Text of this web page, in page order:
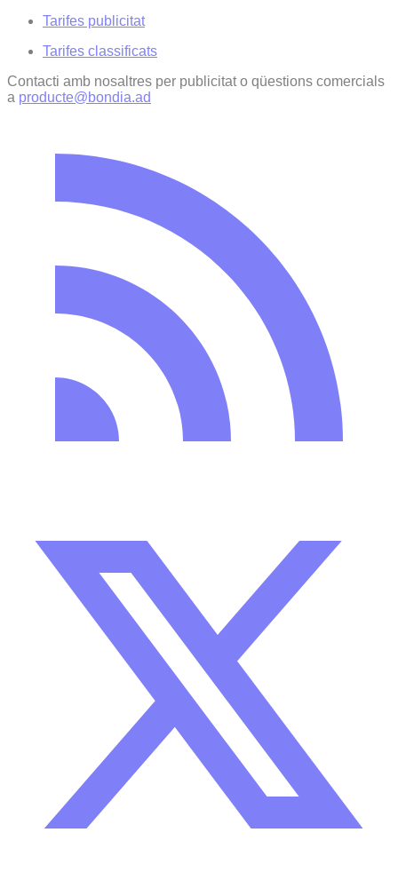
Tarifes publicitat
Tarifes classificats
Contacti amb nosaltres per publicitat o qüestions comercials
a producte@bondia.ad